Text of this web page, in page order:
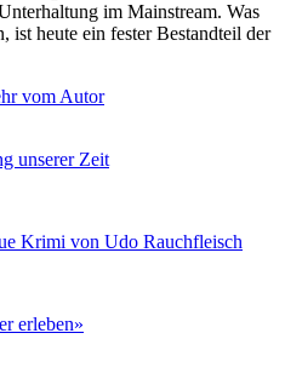
im Mainstream. Was
ist heute ein fester Bestandteil der
vom Autor
unserer Zeit
Krimi von Udo Rauchfleisch
erleben»